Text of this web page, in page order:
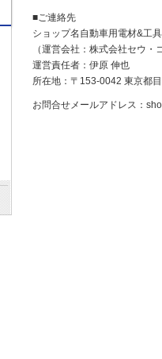
■ご連絡先
ショップ名自動車用電材&工
（運営会社：株式会社セウ
運営責任者：伊原 伸也
所在地：〒153-0042 東京都
お問合せメールアドレス：